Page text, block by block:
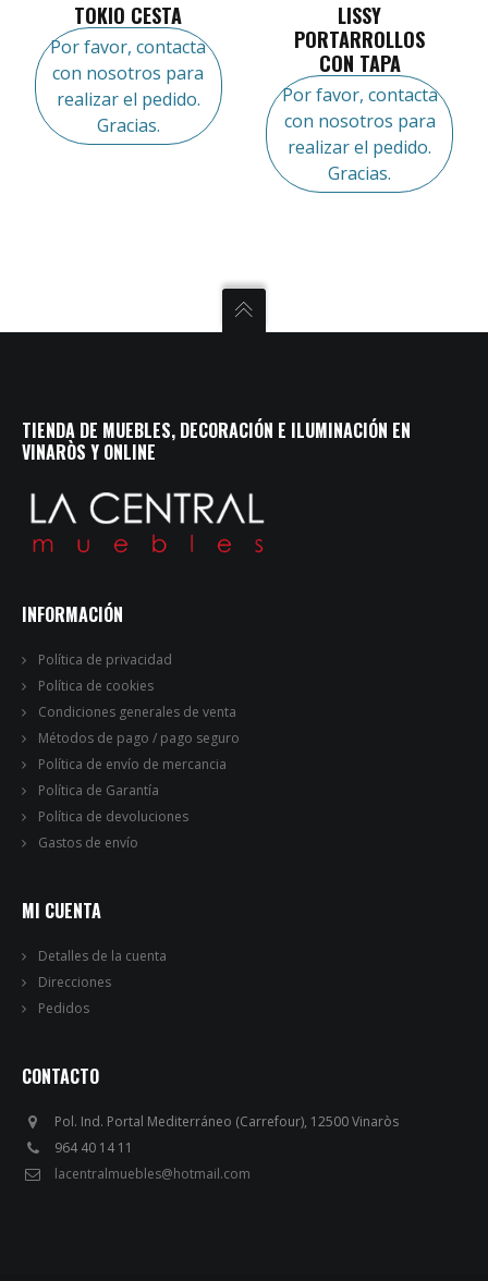
TOKIO CESTA
Por favor, contacta
con nosotros para
realizar el pedido.
Gracias.
LISSY
PORTARROLLOS
CON TAPA
Por favor, contacta
con nosotros para
realizar el pedido.
Gracias.
TIENDA DE MUEBLES, DECORACIÓN E ILUMINACIÓN EN
VINARÒS Y ONLINE
INFORMACIÓN
Política de privacidad
Política de cookies
Condiciones generales de venta
Métodos de pago / pago seguro
Política de envío de mercancia
Política de Garantía
Política de devoluciones
Gastos de envío
MI CUENTA
Detalles de la cuenta
Direcciones
Pedidos
CONTACTO
Pol. Ind. Portal Mediterráneo (Carrefour), 12500 Vinaròs
964 40 14 11
lacentralmuebles@hotmail.com